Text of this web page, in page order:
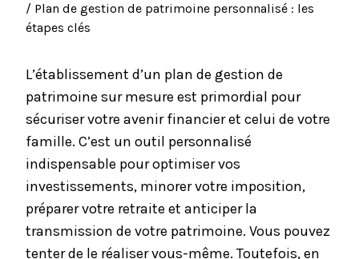
/ Plan de gestion de patrimoine personnalisé : les
étapes clés
L’établissement d’un plan de gestion de
patrimoine sur mesure est primordial pour
sécuriser votre avenir financier et celui de votre
famille. C’est un outil personnalisé
indispensable pour optimiser vos
investissements, minorer votre imposition,
préparer votre retraite et anticiper la
transmission de votre patrimoine. Vous pouvez
tenter de le réaliser vous-même. Toutefois, en